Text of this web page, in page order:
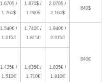
1.670$ /
1.760$
1.870$ /
1.960$
2.070$ /
2.160$
840$
1.540€ /
1.615€
1.740€ /
1.815€
1.940€ /
2.015€
840€
1.435€ /
1.510€
1.635€ /
1.710€
1.835€ /
1.910€